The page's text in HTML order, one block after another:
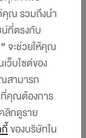
คุณ รวมถึงนำ
น์ที่ตรงกับ
จะช่วยให้คุณ
ว็บไซต์ของ
สามารถ
ที่คุณต้องการ
ลิกดูราย
ของบริษัทใน